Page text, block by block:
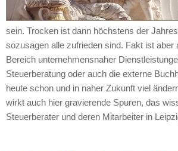
sein. Trocken ist dann höchstens der
sozusagen alle zufrieden sind. Fakt ist aber
Bereich unternehmensnaher
Steuerberatung oder auch die externe
heute schon und in naher Zukunft viel
wirkt auch hier gravierende Spuren, das
Steuerberater und deren Mitarbeiter in